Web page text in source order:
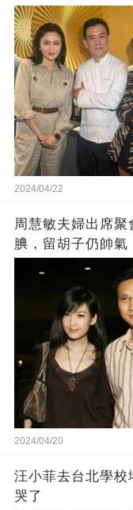
2024/04/22
周慧敏夫婦出席
腆，留胡子仍帥氣
2024/04/20
汪小菲去台北學
哭了